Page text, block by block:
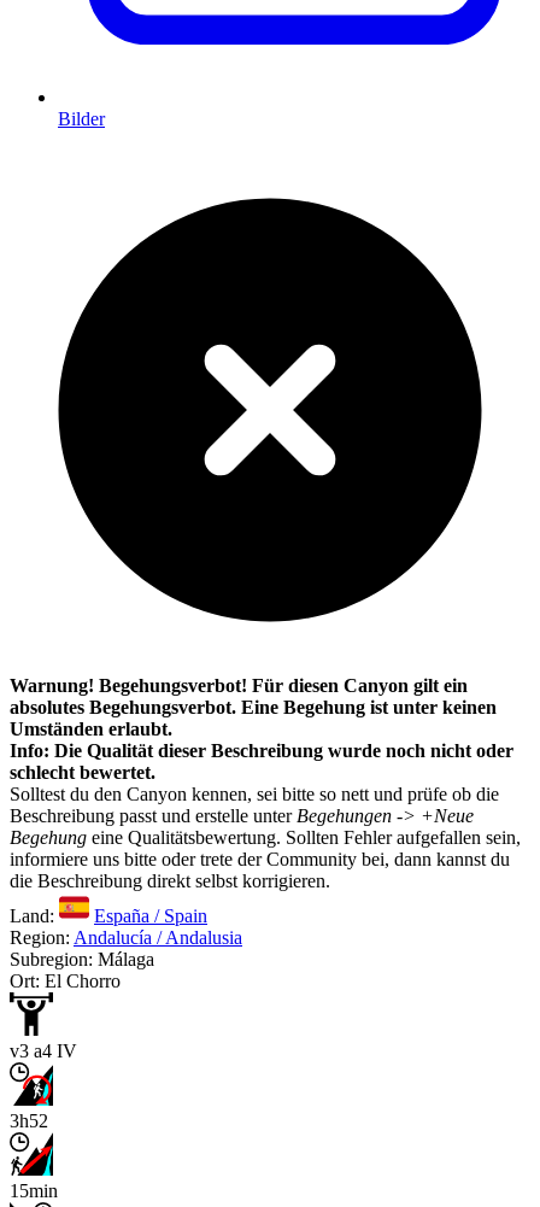
Bilder
Warnung! Begehungsverbot! Für diesen Canyon gilt ein
absolutes Begehungsverbot. Eine Begehung ist unter keinen
Umständen erlaubt.
Info: Die Qualität dieser Beschreibung wurde noch nicht oder
schlecht bewertet.
Solltest du den Canyon kennen, sei bitte so nett und prüfe ob die
Beschreibung passt und erstelle unter Begehungen -> +Neue
Begehung eine Qualitätsbewertung. Sollten Fehler aufgefallen sein,
informiere uns bitte oder trete der Community bei, dann kannst du
die Beschreibung direkt selbst korrigieren.
Land:
España / Spain
Region: Andalucía / Andalusia
Subregion: Málaga
Ort: El Chorro
v3 a4 IV
3h52
15min